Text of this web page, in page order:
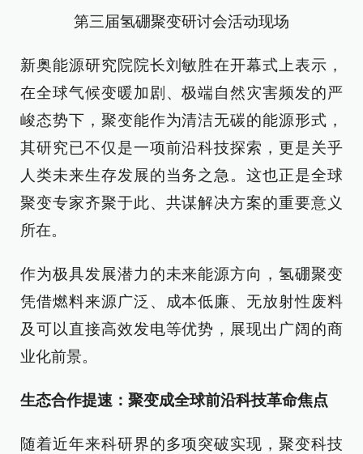
第三届氢硼聚变研讨会活动现场
新奥能源研究院院长刘敏胜在开幕式上表示，
在全球气候变暖加剧、极端自然灾害频发的严
峻态势下，聚变能作为清洁无碳的能源形式，
其研究已不仅是一项前沿科技探索，更是关乎
人类未来生存发展的当务之急。这也正是全球
聚变专家齐聚于此、共谋解决方案的重要意义
所在。
作为极具发展潜力的未来能源方向，氢硼聚变
凭借燃料来源广泛、成本低廉、无放射性废料
及可以直接高效发电等优势，展现出广阔的商
业化前景。
生态合作提速：聚变成全球前沿科技革命焦点
随着近年来科研界的多项突破实现，聚变科技